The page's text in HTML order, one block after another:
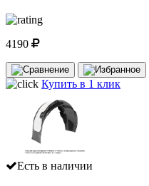
4190
Купить в 1 клик
Есть в наличии